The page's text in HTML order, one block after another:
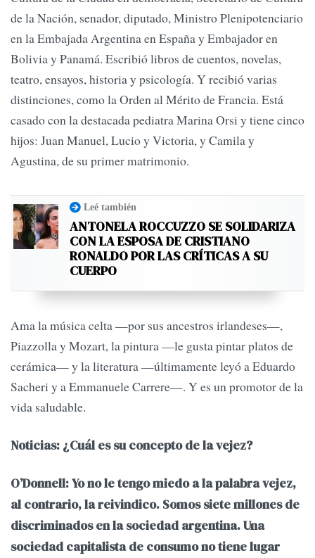
de la Nación, senador, diputado, Ministro Plenipotenciario
en la Embajada Argentina en España y Embajador en
Bolivia y Panamá. Escribió libros de cuentos, novelas,
teatro, ensayos, historia y psicología. Y recibió varias
distinciones, como la Orden al Mérito de Francia. Está
casado con la destacada pediatra Marina Orsi y tiene cinco
hijos: Juan Manuel, Lucio y Victoria, y Camila y
Agustina, de su primer matrimonio.
Leé también
ANTONELA ROCCUZZO SE SOLIDARIZA
CON LA ESPOSA DE CRISTIANO
RONALDO POR LAS CRÍTICAS A SU
CUERPO
Ama la música celta —por sus ancestros irlandeses—,
Piazzolla y Mozart, la pintura —le gusta pintar platos de
cerámica— y la literatura —últimamente leyó a Eduardo
Sacheri y a Emmanuele Carrere—. Y es un promotor de la
vida saludable.
Noticias: ¿Cuál es su concepto de la vejez?
O’Donnell: Yo no le tengo miedo a la palabra vejez,
al contrario, la reivindico. Somos siete millones de
discriminados en la sociedad argentina. Una
sociedad capitalista de consumo no tiene lugar